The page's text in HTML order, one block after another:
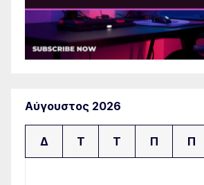
Αύγουστος 2026
Δ Τ Τ Π Π